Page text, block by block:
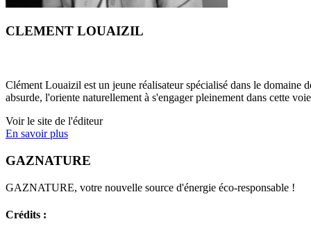
CLEMENT LOUAIZIL
Clément Louaizil est un jeune réalisateur spécialisé dans le domaine
absurde, l'oriente naturellement à s'engager pleinement dans cette
Voir le site de l'éditeur
En savoir plus
GAZNATURE
GAZNATURE, votre nouvelle source d'énergie éco-responsable !
Crédits :